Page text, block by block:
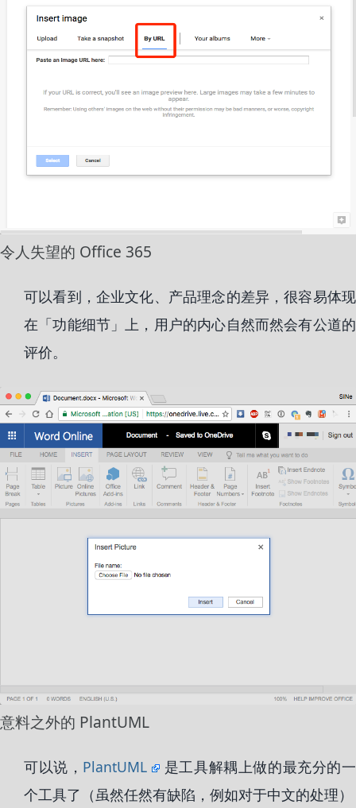
令人失望的 Office 365
可以看到，企业文化、产品理念的差异，很容易体现
在「功能细节」上，用户的内心自然而然会有公道的
评价。
意料之外的 PlantUML
可以说， PlantUML
是工具解耦上做的最充分的一
个工具了（虽然任然有缺陷，例如对于中文的处理）